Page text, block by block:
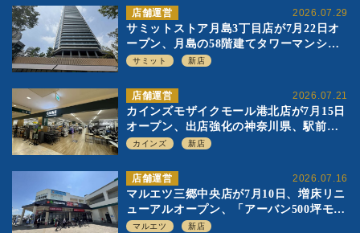
2026.07.29
店舗運営
サミットストア月島3丁目店が7月22日オ
ープン、月島の58階建てタワーマンショ
ン1階に生鮮強化の小商圏型店を出店
サミット 新店
2026.07.21
店舗運営
カインズモザイクモール港北店が7月15日
オープン、出店強化の神奈川県、駅前
SC2階の都市型小型店
カインズ 新店
2026.07.16
店舗運営
マルエツ三郷中央店が7月10日、増床リニ
ューアルオープン、「アーバン500坪モデ
ル」の実験を集大成、駅前立地受け、寿
マルエツ 新店